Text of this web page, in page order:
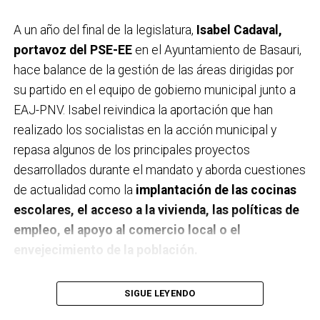
A un año del final de la legislatura, Isabel Cadaval,
portavoz del PSE-EEen el Ayuntamiento de Basauri,
hace balance de la gestión de las áreas dirigidas por
su partido en el equipo de gobierno municipal junto a
EAJ-PNV. Isabel reivindica la aportación que han
realizado los socialistas en la acción municipal y
repasa algunos de los principales proyectos
desarrollados durante el mandato y aborda cuestiones
de actualidad como la implantación de las cocinas
escolares, el acceso a la vivienda, las políticas de
empleo, el apoyo al comercio local o el
envejecimiento de la población.
A un año de acabar la legislatura, ¿qué balance
haces de la gestión del PSE en tus áreas dentro
SIGUE LEYENDO